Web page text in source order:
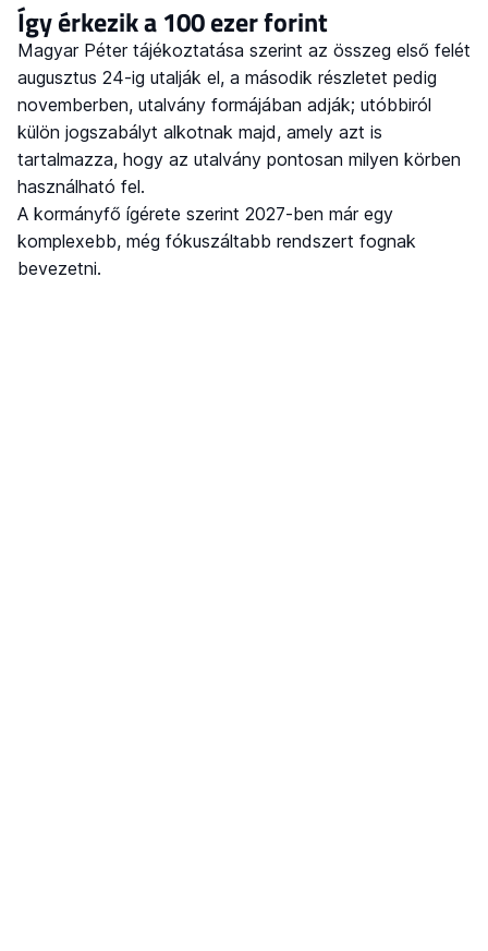
Így érkezik a 100 ezer forint
Magyar Péter tájékoztatása szerint az összeg első felét
augusztus 24-ig utalják el, a második részletet pedig
novemberben, utalvány formájában adják; utóbbiról
külön jogszabályt alkotnak majd, amely azt is
tartalmazza, hogy az utalvány pontosan milyen körben
használható fel.
A kormányfő ígérete szerint 2027-ben már egy
komplexebb, még fókuszáltabb rendszert fognak
bevezetni.